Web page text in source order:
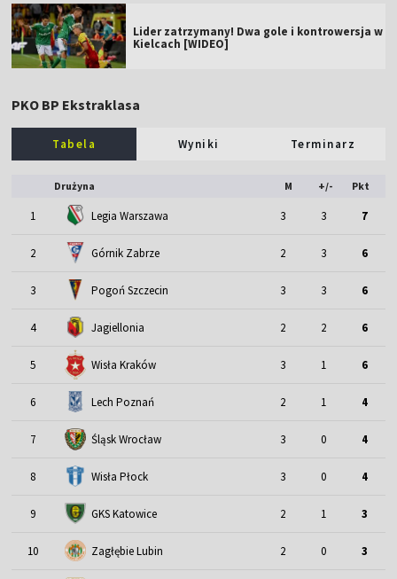
Lider zatrzymany! Dwa gole i kontrowersja w
Kielcach [WIDEO]
PKO BP Ekstraklasa
Tabela Wyniki Terminarz
Drużyna M +/- Pkt
1 Legia Warszawa 3 3 7
2 Górnik Zabrze 2 3 6
3 Pogoń Szczecin 3 3 6
4 Jagiellonia 2 2 6
5 Wisła Kraków 3 1 6
6 Lech Poznań 2 1 4
7 Śląsk Wrocław 3 0 4
8 Wisła Płock 3 0 4
9 GKS Katowice 2 1 3
10 Zagłębie Lubin 2 0 3